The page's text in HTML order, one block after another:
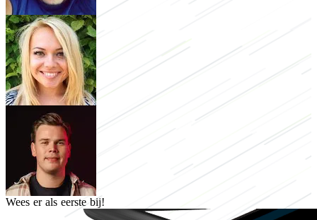
Wees er als eerste bij!